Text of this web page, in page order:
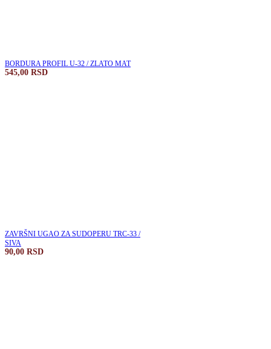
BORDURA PROFIL U-32 / ZLATO MAT
545,00 RSD
ZAVRŠNI UGAO ZA SUDOPERU TRC-33 /
SIVA
90,00 RSD